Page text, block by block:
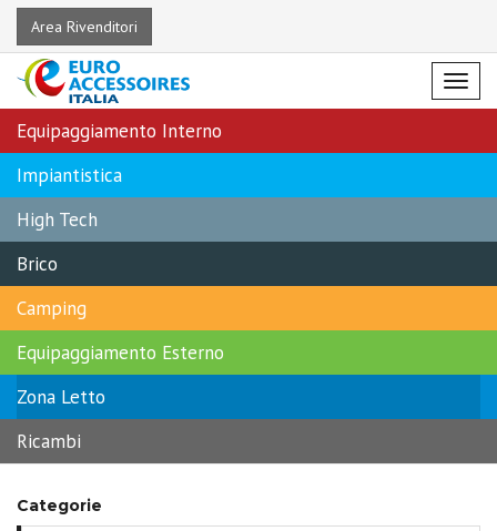
Area Rivenditori
Menu
Equipaggiamento Interno
Impiantistica
High Tech
Brico
Camping
Equipaggiamento Esterno
Zona Letto
Ricambi
Categorie